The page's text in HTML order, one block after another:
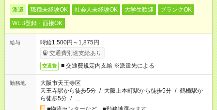
派遣 職種未経験OK 社会人未経験OK 大学生歓迎
ブランクOK
WEB登録・面接OK
給与
時給1,500円～1,875円
交通費別途支給あり
交通費 ■ 交通費規定内支給 ※派遣先による
勤務地
大阪市天王寺区
天王寺駅から徒歩5分 / 大阪上本町駅から徒歩5分 / 鶴橋駅か
ら徒歩5分 / …